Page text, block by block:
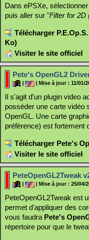
Dans ePSXe,
puis aller sur "Filter for 2D
Télécharger
Ko)
Visiter le site officiel
Pete's OpenGL2
| Mise à jour : 11/01/
Il s'agit d'un plugin video
posséder une carte vidéo
OpenGL. Une carte
préfèrence) est fortement
Télécharger Pete's
Visiter le site officiel
PeteOpenGL2Tweak
| Mise à jour : 25/04/
PeteOpenGL2Tweak est
permet d'appliquer des
vous faudra Pete's
répertoire pour que le